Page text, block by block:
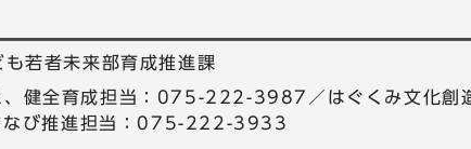
若者未来部育成推進課
健全育成担当：075-222-3987／はぐくみ文化創
なび推進担当：075-222-3933